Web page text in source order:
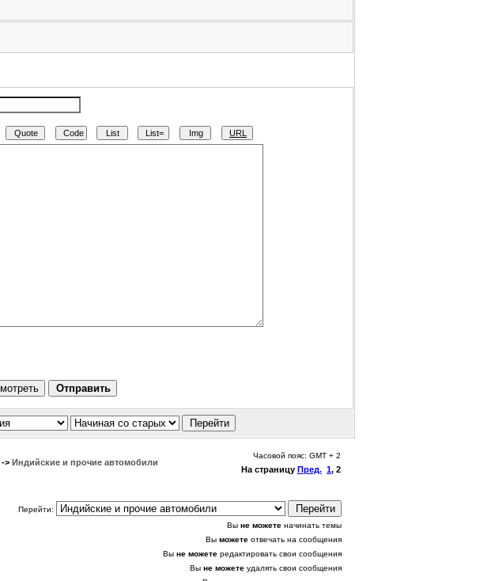
-> Индийские и прочие автомобили
Часовой пояс: GMT + 2
На страницу Пред. 1, 2
Перейти:
Вы не можете начинать темы
Вы можете отвечать на сообщения
Вы не можете редактировать свои сообщения
Вы не можете удалять свои сообщения